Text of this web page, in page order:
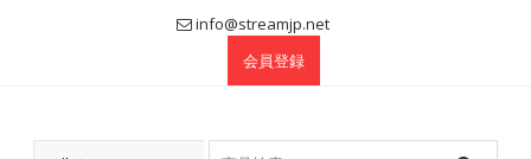
info@streamjp.net
会員登録